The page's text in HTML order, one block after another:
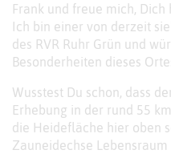
Frank und freue mich,
Ich bin einer von derzeit
des RVR Ruhr Grün und
Besonderheiten dieses
Wusstest Du schon, dass
Erhebung in der rund 55
die Heidefläche hier oben
Zauneidechse